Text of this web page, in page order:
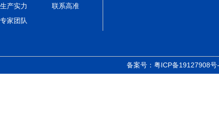
生产实力
联系高准
专家团队
备案号： 粤ICP备19127908号